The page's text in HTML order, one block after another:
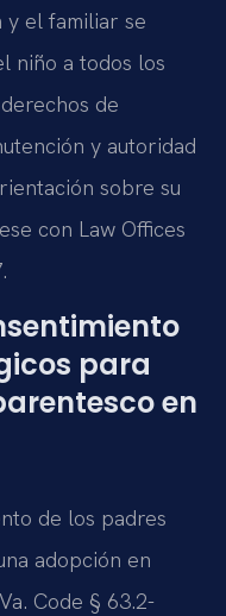
y el familiar se
niño a todos los
de
y autoridad
sobre su
con Law Offices
para
en
de los padres
adopción en
Code § 63.2-